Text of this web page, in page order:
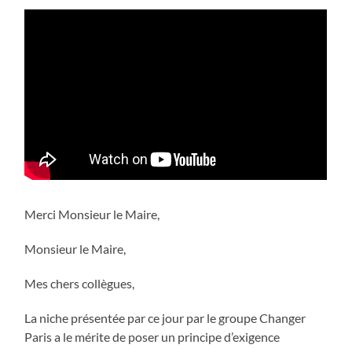
Merci Monsieur le Maire,
Monsieur le Maire,
Mes chers collègues,
La niche présentée par ce jour par le groupe Changer
Paris a le mérite de poser un principe d’exigence